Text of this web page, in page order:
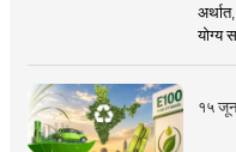
योग्य
१५